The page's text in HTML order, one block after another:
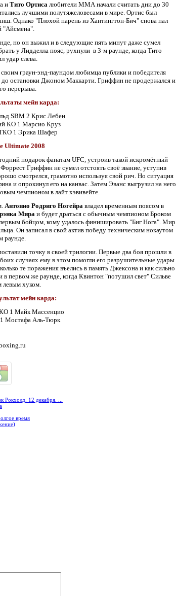
иТито Ортиса любители ММА начали считать дни до 30
лучшими полутяжеловесами в мире. Ортис был
Однако "Плохой парень из Хантингтон-Бич" снова пал
"Айсмена".
но он выжил и в следующие пять минут даже сумел
у Лидделла пояс, рухнули в 3-м раунде, когда Тито
удар слева.
граун-энд-паундом любимца публики и победителя
до остановки Джоном Маккарти. Гриффин не продержался и
перерыва.
мейн карда:
SBM 2 Крис Лебен
КО 1 Марсио Круз
1 Эрика Шафер
Ultimate 2008
подарок фанатам UFC, устроив такой искромётный
Гриффин не сумел отстоять своё звание, уступив
смотрелся, грамотно используя свой рич. Но ситуация
и опрокинул его на канвас. Затем Эванс выгрузил на него
чемпионом в лайт хэвивейте.
Антонио Родриго Ногейра владел временным поясом в
Мира и будет драться с обычным чемпионом Броком
бойцом, кому удалось финишировать "Биг Нога". Мир
Он записал в свой актив победу техническим нокаутом
раунде.
точку в своей трилогии. Первые два боя прошли в
случаях ему в этом помогли его разрушительные удары
те поражения въелись в память Джексона и как сильно
первом же раунде, когда Квинтон "потушил свет" Сильве
левым хуком.
мейн карда:
1 Майк Массенцио
Мостафа Аль-Тюрк
Рокхолд. 12 декабря. ...
время